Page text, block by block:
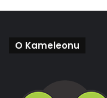
O Kameleonu